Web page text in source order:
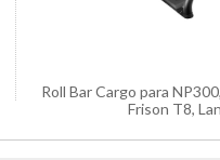
Roll Bar Cargo para
Frison T8,